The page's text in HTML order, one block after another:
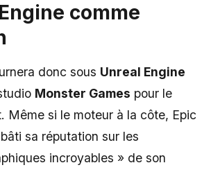
comme
donc sous Unreal Engine
Monster Games pour le
Même si le moteur à la côte, Epic
bâti sa réputation sur les
incroyables » de son